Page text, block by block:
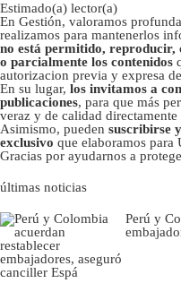
Estimado(a) lector(a)
En Gestión, valoramos
realizamos para mantenerlos
no está permitido,
o parcialmente los contenidos
autorizacion previa y expresa
En su lugar, los invitamos a
publicaciones, para que más
veraz y de calidad
Asimismo, pueden suscribirse
exclusivo que elaboramos para
Gracias por ayudarnos a
últimas noticias
Perú y